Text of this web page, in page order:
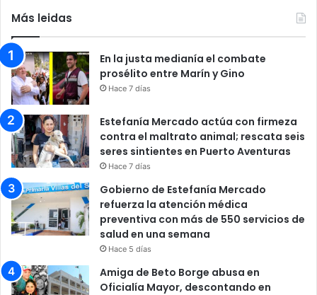
Más leidas
En la justa medianía el combate
prosélito entre Marín y Gino
Hace 7 días
Estefanía Mercado actúa con firmeza
contra el maltrato animal; rescata seis
seres sintientes en Puerto Aventuras
Hace 7 días
Gobierno de Estefanía Mercado
refuerza la atención médica
preventiva con más de 550 servicios de
salud en una semana
Hace 5 días
Amiga de Beto Borge abusa en
Oficialía Mayor, descontando en